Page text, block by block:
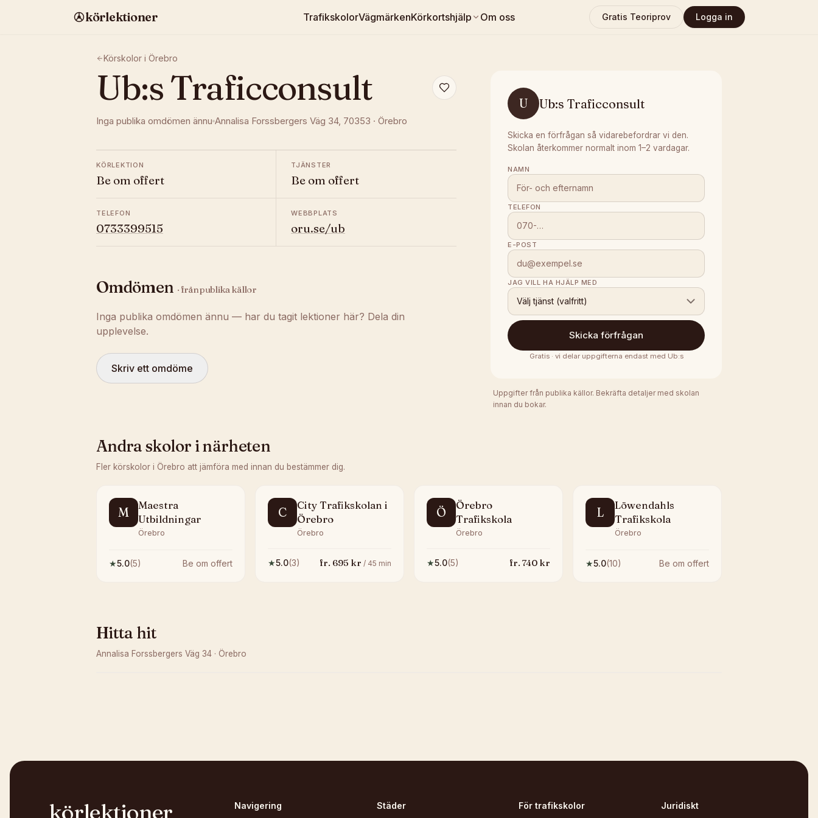
körlektioner TrafikskolorVägmärkenKörkortshjälp Om oss Gratis Teoriprov Logga in
Körskolor i Örebro
Ub:s Traficconsult
Inga publika omdömen ännu Annalisa Forssbergers Väg 34, 70353 · Örebro
KÖRLEKTION
Be om offert
TJÄNSTER
Be om offert
TELEFON
0733399515
WEBBPLATS
oru.se/ub
Omdömen · från publika källor
Inga publika omdömen ännu — har du tagit lektioner här? Dela din
upplevelse.
Skriv ett omdöme
U Ub:s Traficconsult
Skicka en förfrågan så vidarebefordrar vi den.
Skolan återkommer normalt inom 1–2 vardagar.
NAMN
TELEFON
E-POST
JAG VILL HA HJÄLP MED
Välj tjänst (valfritt)
Skicka förfrågan
Gratis · vi delar uppgifterna endast med Ub:s
Uppgifter från publika källor. Bekräfta detaljer med skolan
innan du bokar.
Andra skolor i närheten
Fler körskolor i Örebro att jämföra med innan du bestämmer dig.
M
Maestra
Utbildningar
Örebro
★5.0(5) Be om offert
C
City Trafikskolan i
Örebro
Örebro
★5.0(3) fr. 695 kr / 45 min
Ö
Örebro
Trafikskola
Örebro
★5.0(5) fr. 740 kr
L
Löwendahls
Trafikskola
Örebro
★5.0(10) Be om offert
Hitta hit
Annalisa Forssbergers Väg 34 · Örebro
körlektioner Navigering Städer För trafikskolor Juridiskt